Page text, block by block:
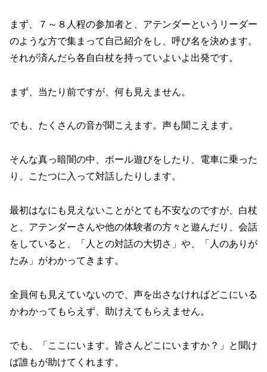
まず、７～８人程の参加者と、アテンダーというリーダー
のような方で集まって自己紹介をし、呼び名を決めます。
それが済んだら各自白杖を持っていよいよ出発です。
まず、当たり前ですが、何も見えません。
でも、たくさんの音が聞こえます。声も聞こえます。
そんな真っ暗闇の中、ボール遊びをしたり、電車に乗った
り、こたつに入って対話したりします。
最初はなにも見えないことがとても不安なのですが、白杖
と、アテンダーさんや他の体験者の方々と遊んだり、会話
をしていると、「人との対話の大切さ」や、「人のありが
たみ」がわかってきます。
全員何も見えていないので、声を出さなければどこにいる
かわかってもらえず、助けえてもらえません。
でも、「ここにいます。皆さんどこにいますか？」と聞け
ば誰もが助けてくれます。